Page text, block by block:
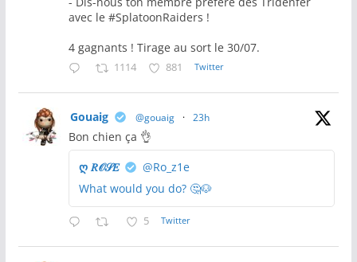
avec le #SplatoonRaiders !
4 gagnants ! Tirage au sort le 30/07.
1114 881 Twitter
Gouaig @gouaig · 23h
Bon chien ça 👌
ღ 𝑅𝒪𝒮𝐸
@Ro_z1e
What would you do? 🤔🐶
5 Twitter